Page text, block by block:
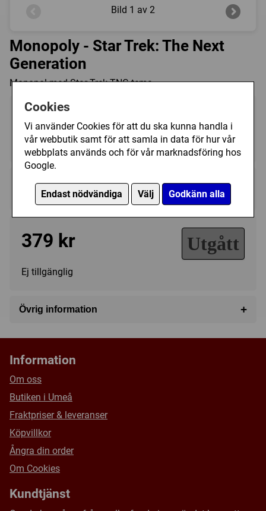
Cookies
Vi använder Cookies för att du ska kunna handla i
vår webbutik samt för att samla in data för hur vår
webbplats används och för vår marknadsföring hos
Google.
Endast nödvändiga Välj Godkänn alla
Bild 1 av 2
Monopoly - Star Trek: The Next
Generation
Monopol med Star Trek TNG tema.
2 - 8 120 (min) 8+
★★★★★★★★★★
★★★★★★★★★★
379 kr Utgått
Ej tillgänglig
Övrig information +
Tillverkare: USAopoly
Försälj. rank:
Information
Om oss
Butiken i Umeå
Fraktpriser & leveranser
Köpvillkor
Ångra din order
Om Cookies
Kundtjänst